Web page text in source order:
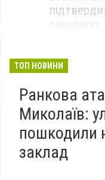
ТОП НОВИНИ
Ранкова
Миколаїв:
пошкодили
заклад